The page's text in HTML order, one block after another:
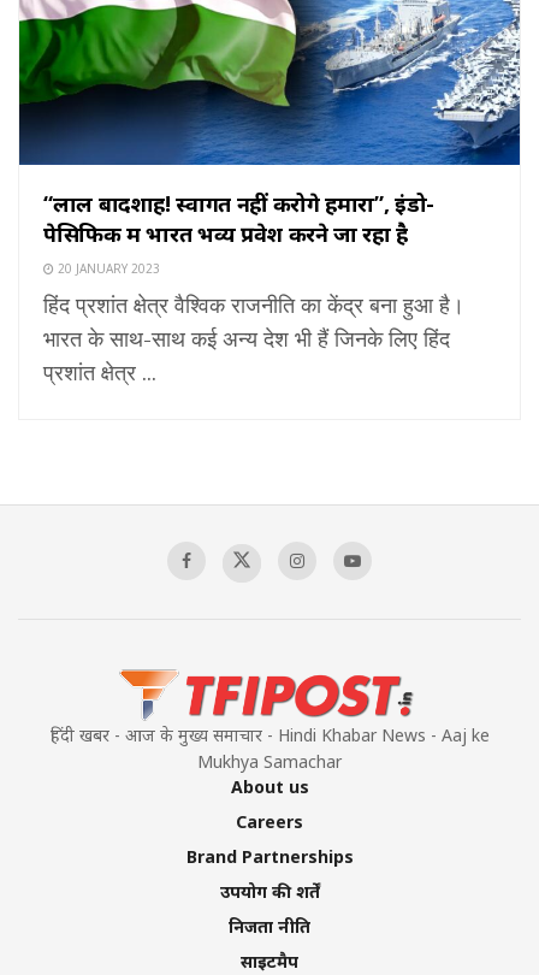
“लाल बादशाह! स्वागत नहीं करोगे हमारा”, इंडो-
पेसिफिक में भारत भव्य प्रवेश करने जा रहा है
20 JANUARY 2023
हिंद प्रशांत क्षेत्र वैश्विक राजनीति का केंद्र बना हुआ है।
भारत के साथ-साथ कई अन्य देश भी हैं जिनके लिए हिंद
प्रशांत क्षेत्र ...
हिंदी खबर - आज के मुख्य समाचार - Hindi Khabar News - Aaj ke
Mukhya Samachar
About us
Careers
Brand Partnerships
उपयोग की शर्तें
निजता नीति
साइटमैप